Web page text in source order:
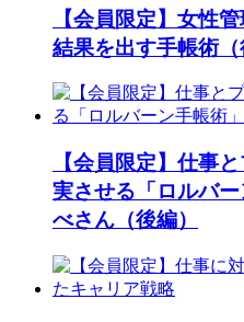
【会員限定】女性
結果を出す手帳術（
【会員限定】仕事
実させる「ロルバ
べさん（後編）